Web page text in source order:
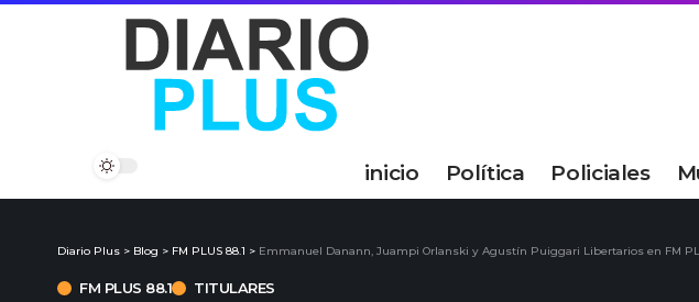
inicio Política Policiales
Diario Plus > Blog > FM PLUS 88.1 > Emmanuel Danann, Juampi Orlanski y Agustín Puiggari Libertarios en FM
FM PLUS 88.1 TITULARES